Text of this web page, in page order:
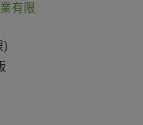
有限
)